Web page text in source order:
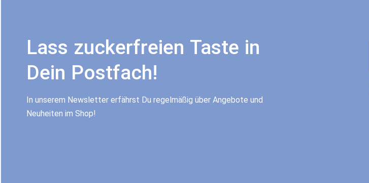
Lass zuckerfreien Taste in
Dein Postfach!
In unserem Newsletter erfährst Du regelmäßig über Angebote und
Neuheiten im Shop!